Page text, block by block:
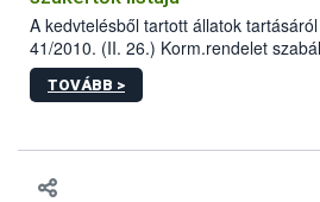
A kedvtelésből tartott állatok
41/2010. (II. 26.) Korm.rendelet
sérülés, illetve ennek veszélye
hatósági feladatokat, valamint a
TOVÁBB >